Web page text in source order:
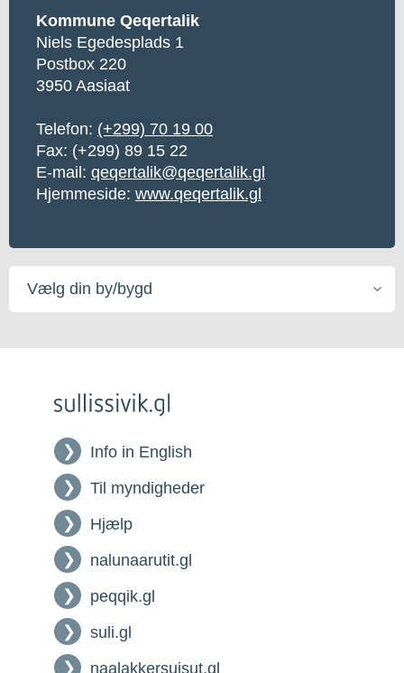
Kommune Qeqertalik
Niels Egedesplads 1
Postbox 220
3950 Aasiaat
Telefon: (+299) 70 19 00
Fax: (+299) 89 15 22
E-mail: qeqertalik@qeqertalik.gl
Hjemmeside: www.qeqertalik.gl
Vælg
din
by/bygd
Info in English
Til myndigheder
Hjælp
nalunaarutit.gl
peqqik.gl
suli.gl
naalakkersuisut.gl